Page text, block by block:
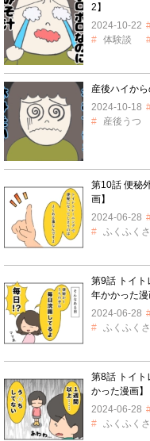
2】
2024-10-22
体験談
産後ハイか
2024-10-18
産後うつ
第10話 便秘
画】
2024-06-28
ふくふく
第9話 トイト
年かかった漫
2024-06-28
ふくふく
第8話 トイト
かった漫画】
2024-06-28
ふくふく